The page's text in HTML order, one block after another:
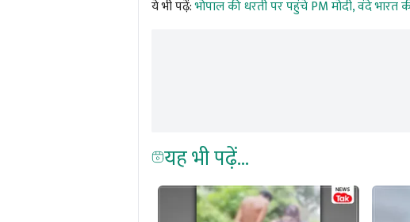
ये भी पढ़ें:भोपाल की धरती पर पहुंचे PM मोदी, वंदे
यह भी पढ़ें...